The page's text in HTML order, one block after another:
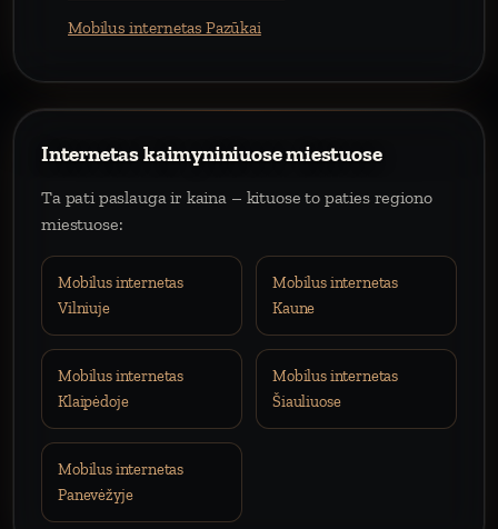
Mobilus internetas Pazūkai
Internetas kaimyniniuose miestuose
Ta pati paslauga ir kaina – kituose to paties regiono
miestuose:
Mobilus internetas
Vilniuje
Mobilus internetas
Kaune
Mobilus internetas
Klaipėdoje
Mobilus internetas
Šiauliuose
Mobilus internetas
Panevėžyje